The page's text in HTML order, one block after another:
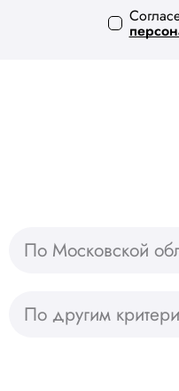
По Московской
По другим